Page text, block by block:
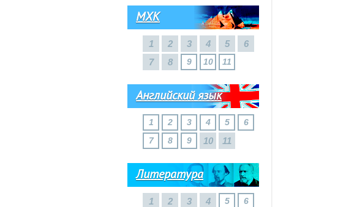
МХК
1 2 3 4 5
6
7
8 9 10 11
Английский язык
1 2 3 4 5
6
7
8 9 10 11
Литература
1 2 3 4 5
6